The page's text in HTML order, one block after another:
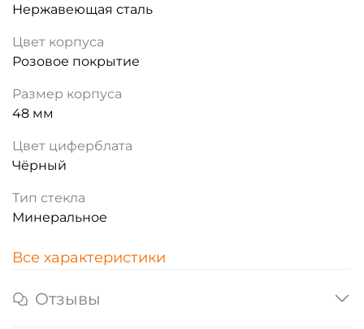
Нержавеющая сталь
Цвет корпуса
Розовое покрытие
Размер корпуса
48 мм
Цвет циферблата
Чёрный
Тип стекла
Минеральное
Все характеристики
Отзывы